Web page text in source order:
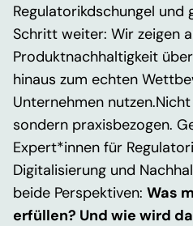
Regulatorikdschungel und
Schritt weiter: Wir zeigen
Produktnachhaltigkeit
hinaus zum echten
Unternehmen nutzen.
sondern praxisbezogen.
Expert*innen für
Digitalisierung und
beide Perspektiven: Was
erfüllen? Und wie wird